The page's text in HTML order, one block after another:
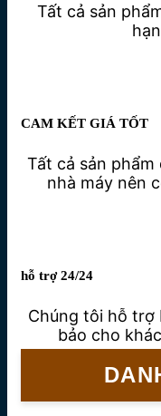
Tất cả sản
CAM KẾT GIÁ TỐT
Tất cả sản
nhà máy nên
hỗ trợ 24/24
Chúng tôi hỗ trợ
bảo cho